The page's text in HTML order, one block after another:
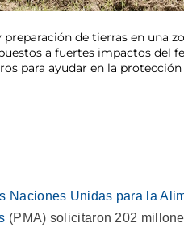
de tierras en una
a fuertes impactos del
para ayudar en la
Naciones Unidas para la
(PMA) solicitaron 202